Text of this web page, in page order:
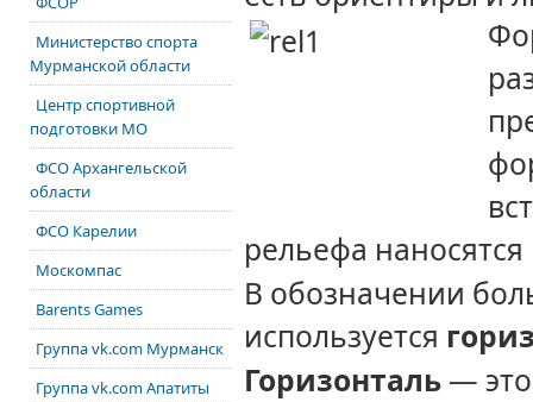
рельефа
В обозначении
используется
Горизонталь— это
Министерство спорта
Мурманской области
Центр спортивной
подготовки МО
ФСО Архангельской
области
ФСО Карелии
Москомпас
Barents Games
Группа vk.com Мурманск
Группа vk.com Апатиты